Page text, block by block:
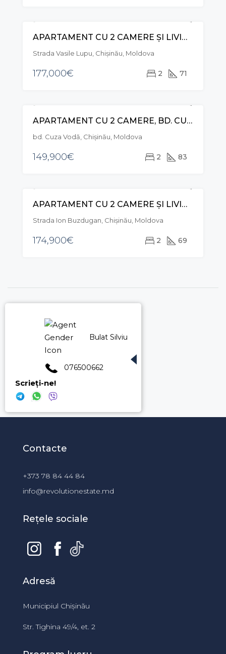
VÂNZARE
APARTAMENT CU 2 CAMERE ȘI LIVING, STR. VASILE LUPU, BUIUCANI
Strada Vasile Lupu, Chișinău, Moldova
177,000€ 2 71
VÂNZAREAPARTAMENT CU 2 CAMERE, BD. CUZA VODĂ , BOTANICA
bd. Cuza Vodă, Chișinău, Moldova
149,900€ 2 83
VÂNZARE
APARTAMENT CU 2 CAMERE ȘI LIVING, STR. ION BUZDUGAN, BUIUCANI
Strada Ion Buzdugan, Chișinău, Moldova
174,900€ 2 69
Bulat Silviu
076500662
Scrieți-ne!
Contacte
+373 78 84 44 84
info@revolutionestate.md
Rețele sociale
Adresă
Municipiul Chișinău
Str. Tighina 49/4, et. 2